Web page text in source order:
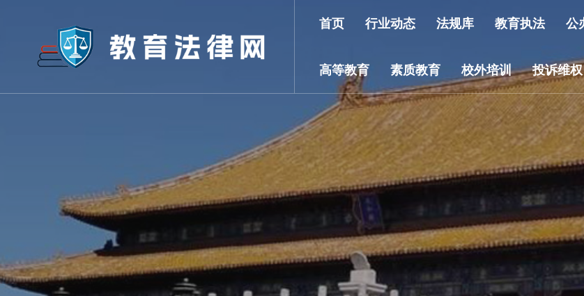
首页 行业动态 法规库 教育执法 公
高等教育 素质教育 校外培训 投诉维权